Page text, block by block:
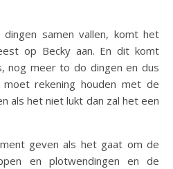
samen vallen, komt het
op Becky aan. En dit komt
nog meer to do dingen en dus
rekening houden met de
als het niet lukt dan zal het een
geven als het gaat om de
en plotwendingen en de